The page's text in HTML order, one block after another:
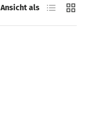
Ansicht als Produktliste